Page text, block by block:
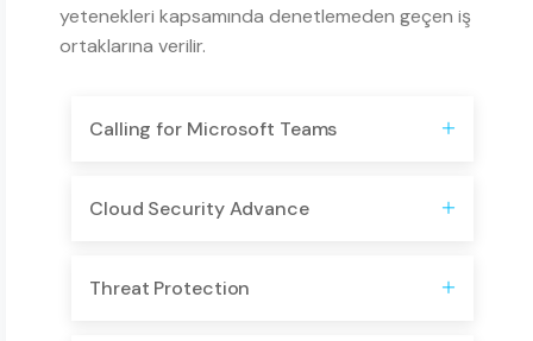
yetenekleri kapsamında denetlemeden geçen iş
ortaklarına verilir.
Calling for Microsoft Teams
Cloud Security Advance
Threat Protection